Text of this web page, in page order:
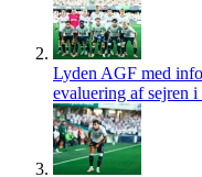
Lyden AGF med
evaluering af sejren i